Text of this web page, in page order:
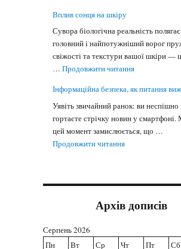
Вплив сонця на шкіру
Сувора біологічна реальність
головний і найпотужніший ворог
свіжості та текстури вашої шкіри —
…Продовжити читання"Вплив сонця
Інформаційна безпека, як питання
Уявіть звичайний ранок: ви неспішно
гортаєте стрічку новин у
цей момент замислюється, що …
Продовжити читання"Інформаційна
Архів дописів
Серпень 2026
Пн
Вт Ср Чт Пт Сб